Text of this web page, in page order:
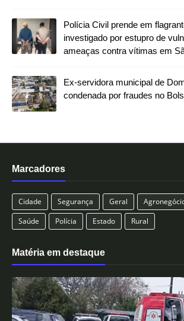
Polícia Civil prende em
investigado por estupro de
ameaças contra vítimas em
Ex-servidora municipal de
condenada por fraudes no
Marcadores
Cidade Segurança Geral
Saúde
Polícia Estado Rural
Matéria em destaque